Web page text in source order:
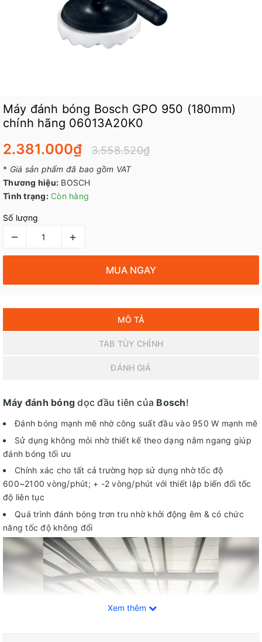
Máy đánh bóng Bosch GPO 950 (180mm)
chính hãng 06013A20K0
2.381.000₫ 3.558.520₫
* Giá sản phẩm đã bao gồm VAT
Thương hiệu: BOSCH
Tình trạng: Còn hàng
Số lượng
– +
MUA NGAY
MÔ TẢ
TAB TÙY CHỈNH
ĐÁNH GIÁ
Máy đánh bóng dọc đầu tiên của Bosch!
Đánh bóng mạnh mẽ nhờ công suất đầu vào 950 W mạnh mẽ
Sử dụng không mỏi nhờ thiết kế theo dạng nằm ngang giúp
đánh bóng tối ưu
Chính xác cho tất cả trường hợp sử dụng nhờ tốc độ
600~2100 vòng/phút; + -2 vòng/phút với thiết lập biến đổi tốc
độ liên tục
Quá trình đánh bóng trơn tru nhờ khởi động êm & có chức
năng tốc độ không đổi
Xem thêm